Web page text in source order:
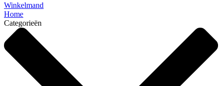
Winkelmand
Home
Categorieën